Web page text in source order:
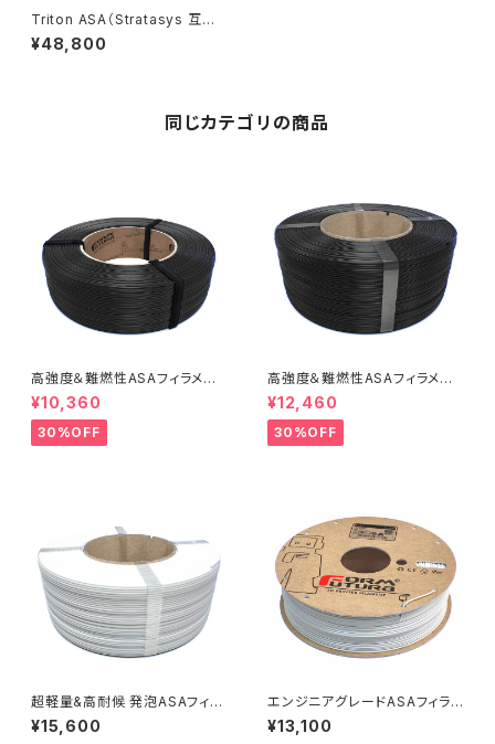
Triton ASA（Stratasys 互換）
- 56インチ
¥48,800
同じカテゴリの商品
高強度＆難燃性ASAフィラメント
『ApolloX Flame Retardant』
¥10,360
30%OFF
高強度＆難燃性ASAフィラメント
『ApolloX Flame Retardant
（Bambu Coils）』
¥12,460
30%OFF
超軽量&高耐候 発泡ASAフィラ
メント『ApolloX Foaming（Ba
mbu Coil）』
¥15,600
エンジニアグレードASAフィラメ
ント『ApolloX』
¥13,100